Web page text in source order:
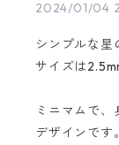
2024/01/04
シンプルな星
サイズは
ミニマムで
デザインです。